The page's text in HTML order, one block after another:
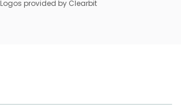
Logos provided by Clearbit